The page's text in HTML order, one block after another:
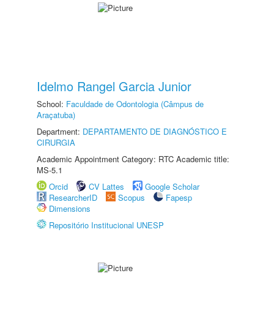
Idelmo Rangel Garcia Junior
School: Faculdade de Odontologia (Câmpus de
Araçatuba)
Department: DEPARTAMENTO DE DIAGNÓSTICO E
CIRURGIA
Academic Appointment Category: RTC Academic title:
MS-5.1
Orcid
CV Lattes
Google Scholar
ResearcherID
Scopus
Fapesp
Dimensions
Repositório Institucional UNESP